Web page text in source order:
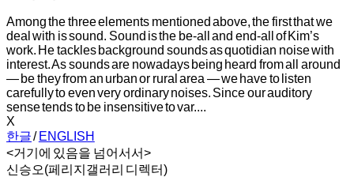
Among the three elements mentioned above, the first that we
deal with is sound. Sound is the be-all and end-all of Kim’s
work. He tackles background sounds as quotidian noise with
interest. As sounds are nowadays being heard from all around
— be they from an urban or rural area — we have to listen
carefully to even very ordinary noises. Since our auditory
sense tends to be insensitive to var....
X
한글/ ENGLISH
<거기에 있음을 넘어서서>
신승오(페리지갤러리 디렉터)